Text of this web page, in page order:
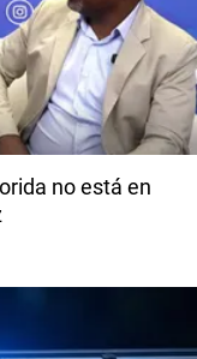
no está en